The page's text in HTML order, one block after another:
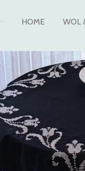
HOME WOL